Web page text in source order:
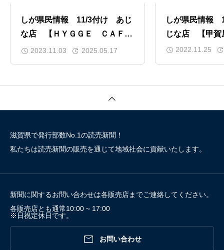
しが県民情報 11/3付け あじ
な店 【ＨＹＧＧＥ ＣＡＦＥ
＆ＧＡＲＤＥＮ（ヒュッゲ カ
2023.11.03 2025.05.17
しが県民情報
じな店 【甲賀
2022.11.25
滋賀県で発行部数No.1の読売新聞！
私たちは読売新聞の販売を通じて地域社会に貢献いたします。
新聞に関するお問い合わせは各販売店までご連絡してください。
各販売店とも通常10:00 ~ 17:00
※日祝定休日です。
 お問い合わせ